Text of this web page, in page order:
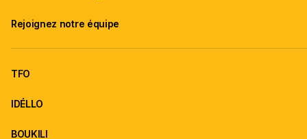
Rejoignez notre équipe
TFO
IDÉLLO
BOUKILI